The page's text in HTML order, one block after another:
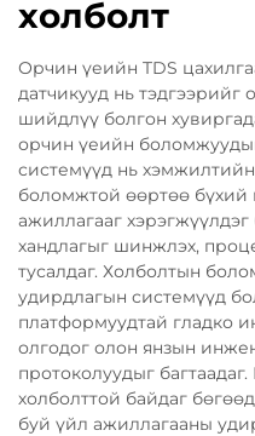
холболт
Орчин үеийн TDS
датчикууд нь тэдгээрийг
шийдлүү болгон
орчин үеийн
системүүд нь
боломжтой өөртөө
ажиллагааг
хандлагыг шинжлэх,
тусалдаг. Холболтын
удирдлагын системүүд
платформуудтай гладко
олгодог олон янзын
протоколуудыг
холболттой байдаг
буй үйл ажиллагааны